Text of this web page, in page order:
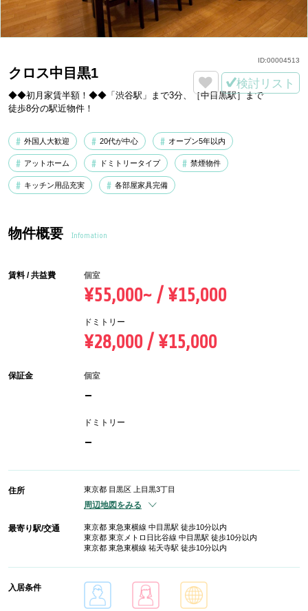
クロス中目黒1
◆◆初月家賃半額！◆◆「渋谷駅」まで3分、［中目黒駅］まで
徒歩8分の駅近物件！
検討リスト
外国人大歓迎 20代が中心 オープン5年以内
アットホーム ドミトリータイプ 禁煙物件
キッチン用品充実 各部屋家具完備
ID:00004513
物件概要 Infomation
賃料 / 共益費 個室
¥55,000~ / ¥15,000
ドミトリー
¥28,000 / ¥15,000
保証金 個室
-
ドミトリー
-
住所 東京都 目黒区 上目黒3丁目
周辺地図をみる
最寄り駅/交通
東京都 東急東横線 中目黒駅 徒歩10分以内
東京都 東京メトロ日比谷線 中目黒駅 徒歩10分以内
東京都 東急東横線 祐天寺駅 徒歩10分以内
入居条件